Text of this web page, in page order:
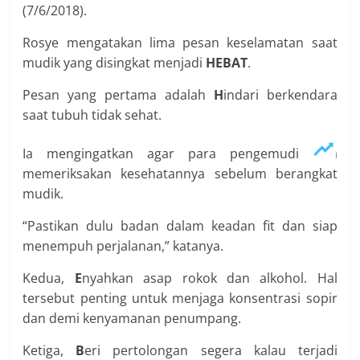
(7/6/2018).
Rosye mengatakan lima pesan keselamatan saat
mudik yang disingkat menjadi HEBAT.
Pesan yang pertama adalah Hindari berkendara
saat tubuh tidak sehat.
Ia mengingatkan agar para pengemudi bisa
memeriksakan kesehatannya sebelum berangkat
mudik.
“Pastikan dulu badan dalam keadan fit dan siap
menempuh perjalanan,” katanya.
Kedua, Enyahkan asap rokok dan alkohol. Hal
tersebut penting untuk menjaga konsentrasi sopir
dan demi kenyamanan penumpang.
Ketiga, Beri pertolongan segera kalau terjadi